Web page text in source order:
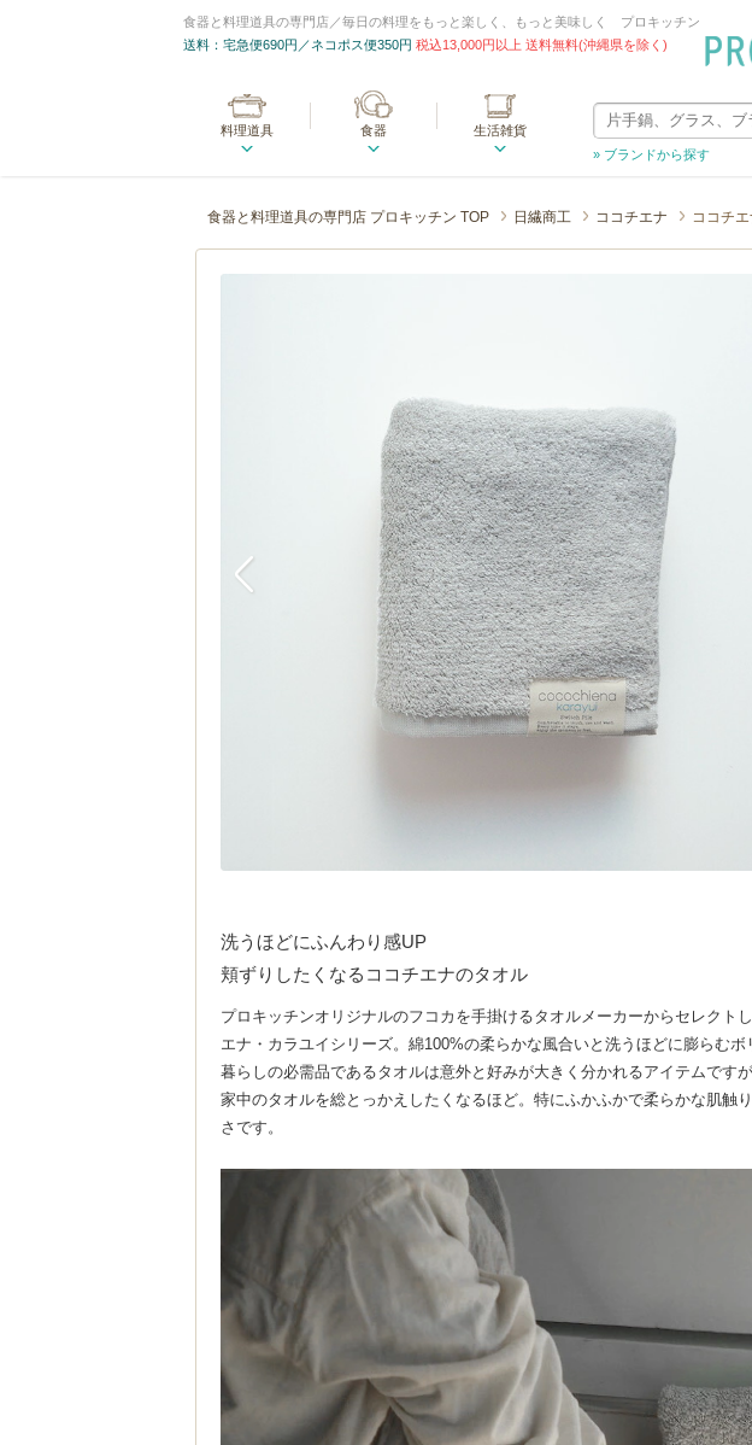
食器と料理道具の専門店／毎日の料理をもっと楽しく、もっと美味しく プロキッチン
送料：宅急便690円／ネコポス便350円 税込13,000円以上 送料無料(沖縄県を除く)
料理道具 食器
生活雑貨
» ブランドから探す
食器と料理道具の専門店 プロキッチン TOP 日繊商工 ココチエナ ココチ
洗うほどにふんわり感UP
頬ずりしたくなるココチエナのタオル
プロキッチンオリジナルのフコカを手掛けるタオルメーカーからセレクト
エナ・カラユイシリーズ。綿100%の柔らかな風合いと洗うほどに膨らむボ
暮らしの必需品であるタオルは意外と好みが大きく分かれるアイテムです
家中のタオルを総とっかえしたくなるほど。特にふかふかで柔らかな肌触
さです。